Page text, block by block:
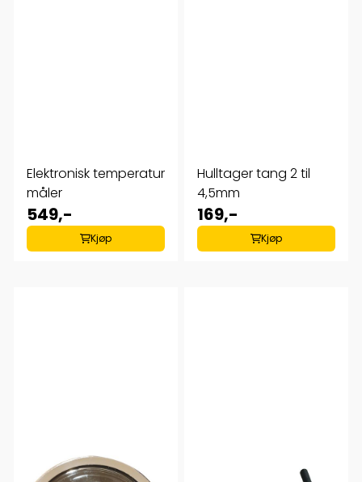
Elektronisk temperatur
måler
549,-
Kjøp
Hulltager tang 2 til
4,5mm
169,-
Kjøp